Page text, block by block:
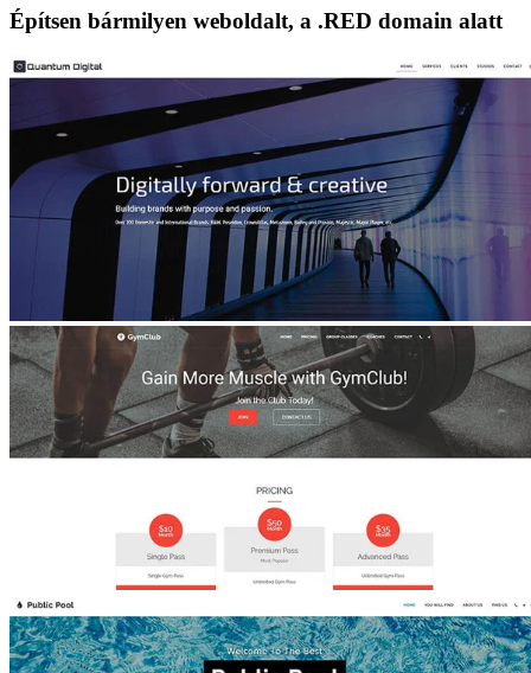
Építsen bármilyen weboldalt, a .RED domain alatt